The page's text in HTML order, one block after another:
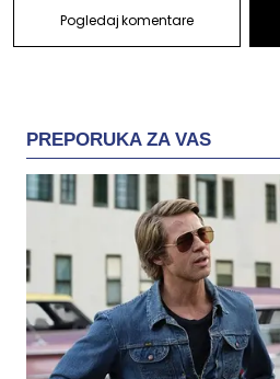
Pogledaj komentare
PREPORUKA ZA VAS